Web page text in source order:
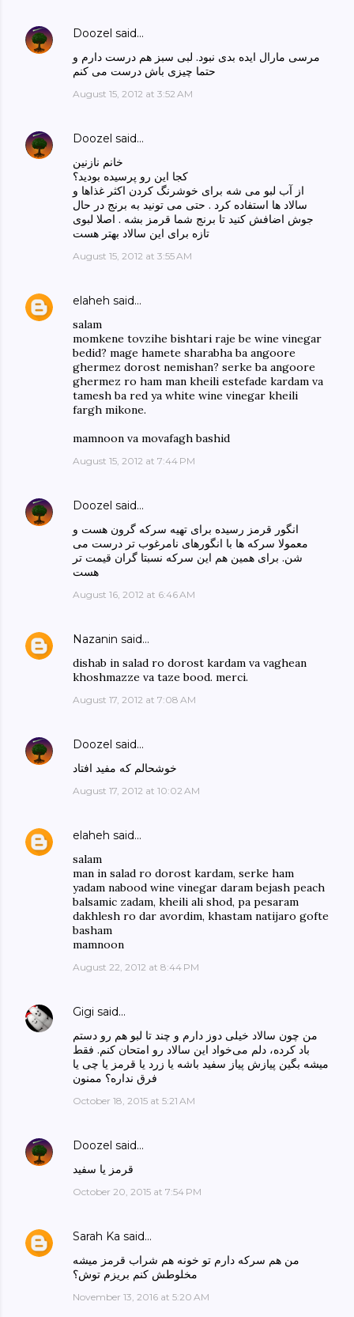
Doozel said…
مرسی مارال ایده بدی نبود. لبی سبز هم درست دارم و
حتما چیزی باش درست می کنم
August 15, 2012 at 3:52 AM
Doozel said…
خانم نازنین
کجا این رو پرسیده بودید؟
از آب لبو می شه برای خوشرنگ کردن اکثر غذاها و
سالاد ها استفاده کرد . حتی می تونید به برنج در حال
جوش اضافش کنید تا برنج شما قرمز بشه . اصلا لبوی
تازه برای این سالاد بهتر هست
August 15, 2012 at 3:55 AM
elaheh said…
salam
momkene tovzihe bishtari raje be wine vinegar
bedid? mage hamete sharabha ba angoore
ghermez dorost nemishan? serke ba angoore
ghermez ro ham man kheili estefade kardam va
tamesh ba red ya white wine vinegar kheili
fargh mikone.
mamnoon va movafagh bashid
August 15, 2012 at 7:44 PM
Doozel said…
انگور قرمز رسیده برای تهیه سرکه گرون هست و
معمولا سرکه ها با انگورهای نامرغوب تر درست می
شن. برای همین هم این سرکه نسبتا گران قیمت تر
هست
August 16, 2012 at 6:46 AM
Nazanin said…
dishab in salad ro dorost kardam va vaghean
khoshmazze va taze bood. merci.
August 17, 2012 at 7:08 AM
Doozel said…
خوشحالم که مفید افتاد
August 17, 2012 at 10:02 AM
elaheh said…
salam
man in salad ro dorost kardam, serke ham
yadam nabood wine vinegar daram bejash peach
balsamic zadam, kheili ali shod, pa pesaram
dakhlesh ro dar avordim, khastam natijaro gofte
basham
mamnoon
August 22, 2012 at 8:44 PM
Gigi said…
من چون سالاد خیلی دوز دارم و چند تا لبو هم رو دستم
باد کرده، دلم می‌خواد این سالاد رو امتحان کنم. فقط
میشه بگین پیازش پیاز سفید باشه یا زرد یا قرمز یا چی یا
فرق نداره؟ ممنون
October 18, 2015 at 5:21 AM
Doozel said…
قرمز یا سفید
October 20, 2015 at 7:54 PM
Sarah Ka said…
من هم سرکه دارم تو خونه هم شراب قرمز میشه
مخلوطش کنم بریزم توش؟
November 13, 2016 at 5:20 AM